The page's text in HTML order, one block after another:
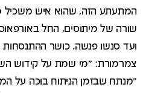
המתעתע הזה, שהוא איש משכיל
שורה של מיתוסים, החל
ועד סנשו פנשה. כושר
צמרמורת: "מי שמת על קידוש
"מנתח שבזמן הניתוח בוכה על